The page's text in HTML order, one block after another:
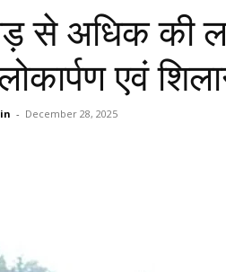
से अधिक की
एवं
- December 28, 2025